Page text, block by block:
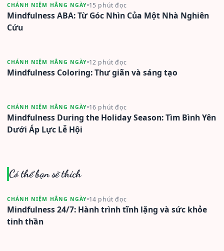
CHÁNH NIỆM HẰNG NGÀY 15 phút đọc
Mindfulness ABA: Từ Góc Nhìn Của Một Nhà Nghiên
Cứu
CHÁNH NIỆM HẰNG NGÀY 12 phút đọc
Mindfulness Coloring: Thư giãn và sáng tạo
CHÁNH NIỆM HẰNG NGÀY 16 phút đọc
Mindfulness During the Holiday Season: Tìm Bình Yên
Dưới Áp Lực Lễ Hội
Có thể bạn sẽ thích
CHÁNH NIỆM HẰNG NGÀY 14 phút đọc
Mindfulness 24/7: Hành trình tĩnh lặng và sức khỏe
tinh thần